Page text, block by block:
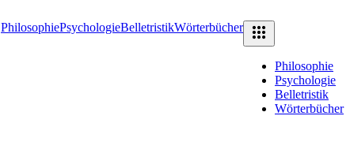
PhilosophiePsychologieBelletristikWörterbücher
Philosophie
Psychologie
Belletristik
Wörterbücher